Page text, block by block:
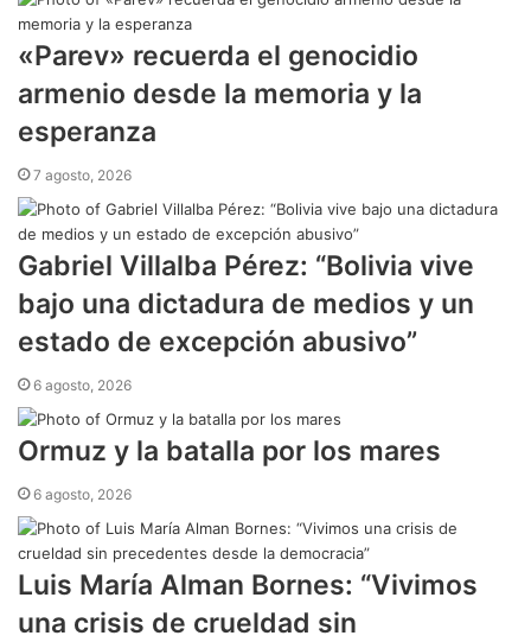
​«Parev» recuerda el genocidio
armenio desde la memoria y la
esperanza
7 agosto, 2026
Gabriel Villalba Pérez: “Bolivia vive
bajo una dictadura de medios y un
estado de excepción abusivo”
6 agosto, 2026
Ormuz y la batalla por los mares
6 agosto, 2026
Luis María Alman Bornes: “Vivimos
una crisis de crueldad sin